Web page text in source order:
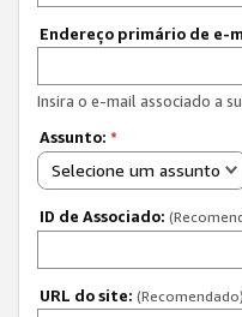
Endereço primário de e-
Insira o e-mail associado a
Assunto: *
Selecione um assunto
ID de Associado:
URL do site: (Recomendado)